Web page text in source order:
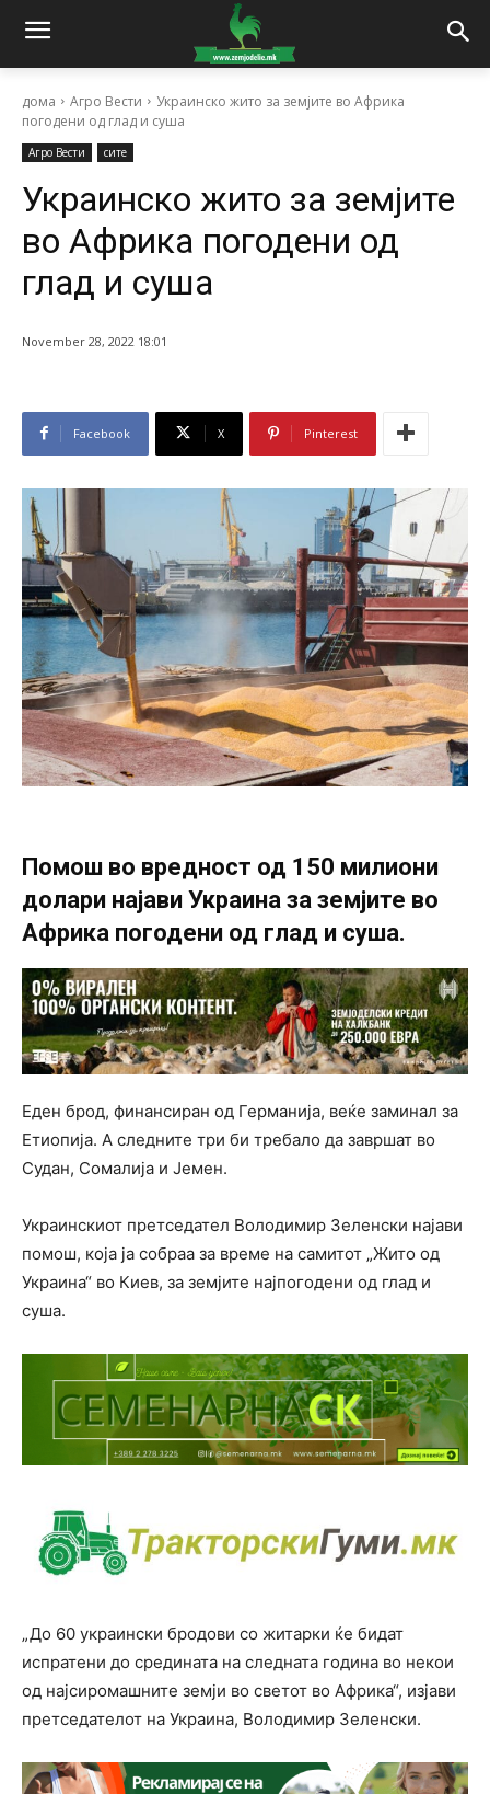
дома Агро Вести
Украинско жито за земјите во Африка
погодени од глад и суша
Агро Вести сите
Украинско жито за земјите
во Африка погодени од
глад и суша
November 28, 2022 18:01
Facebook X Pinterest
Помош во вредност од 150 милиони
долари најави Украина за земјите во
Африка погодени од глад и суша.
Еден брод, финансиран од Германија, веќе заминал за
Етиопија. А следните три би требало да завршат во
Судан, Сомалија и Јемен.
Украинскиот претседател Володимир Зеленски најави
помош, која ја собраа за време на самитот „Жито од
Украина“ во Киев, за земјите најпогодени од глад и
суша.
„До 60 украински бродови со житарки ќе бидат
испратени до средината на следната година во некои
од најсиромашните земји во светот во Африка“, изјави
претседателот на Украина, Володимир Зеленски.